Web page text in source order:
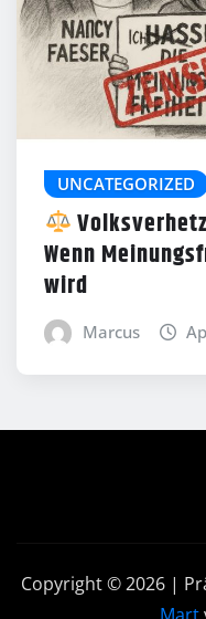
UNCATEGORIZED
Wenn
wird
Marcus
Copyright © 2026 |